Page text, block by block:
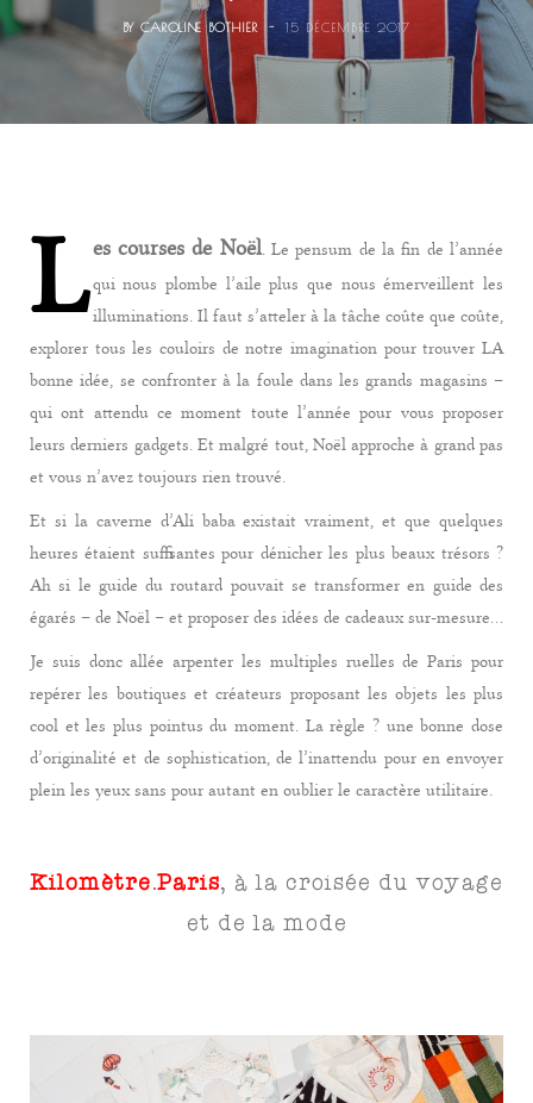
r
BYCAROLINE BOTHIER 15 DÉCEMBRE 2017
L es courses de Noël. Le pensum de la fin de l’année
qui nous plombe l’aile plus que nous émerveillent les
illuminations. Il faut s’atteler à la tâche coûte que coûte,
explorer tous les couloirs de notre imagination pour trouver LA
bonne idée, se confronter à la foule dans les grands magasins –
qui ont attendu ce moment toute l’année pour vous proposer
leurs derniers gadgets. Et malgré tout, Noël approche à grand pas
et vous n’avez toujours rien trouvé.
Et si la caverne d’Ali baba existait vraiment, et que quelques
heures étaient suffisantes pour dénicher les plus beaux trésors ?
Ah si le guide du routard pouvait se transformer en guide des
égarés – de Noël – et proposer des idées de cadeaux sur-mesure…
Je suis donc allée arpenter les multiples ruelles de Paris pour
repérer les boutiques et créateurs proposant les objets les plus
cool et les plus pointus du moment. La règle ? une bonne dose
d’originalité et de sophistication, de l’inattendu pour en envoyer
plein les yeux sans pour autant en oublier le caractère utilitaire.
Kilomètre.Paris, à la croisée du voyage
et de la mode